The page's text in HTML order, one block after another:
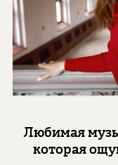
Любимая
которая